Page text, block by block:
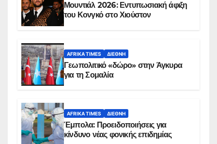
Μουντιάλ 2026: Εντυπωσιακή άφιξη
του Κονγκό στο Χιούστον
AFRIKA TIMES ΔΙΕΘΝΉ
Γεωπολιτικό «δώρο» στην Άγκυρα
για τη Σομαλία
AFRIKA TIMES ΔΙΕΘΝΉ
Έμπολα: Προειδοποιήσεις για
κίνδυνο νέας φονικής επιδημίας